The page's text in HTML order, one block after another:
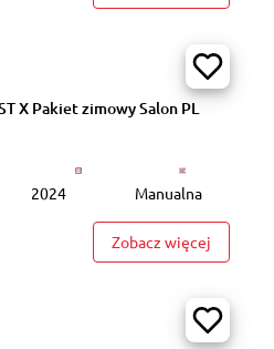
X Pakiet zimowy Salon PL
2024 Manualna
Zobacz więcej